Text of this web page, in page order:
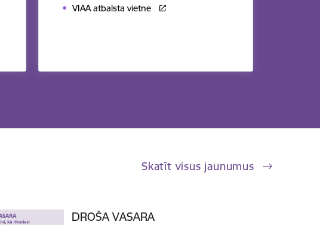
VIAA atbalsta vietne
Skatīt visus jaunumus
DROŠA VASARA